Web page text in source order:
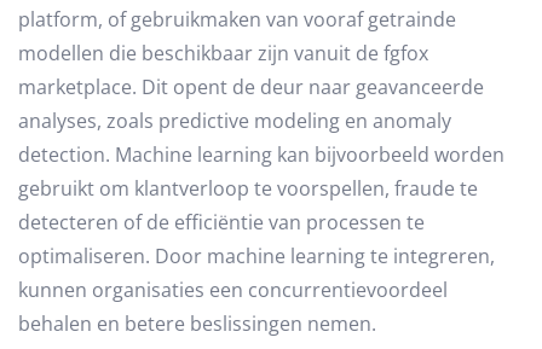
platform, of gebruikmaken van vooraf getrainde
modellen die beschikbaar zijn vanuit de fgfox
marketplace. Dit opent de deur naar geavanceerde
analyses, zoals predictive modeling en anomaly
detection. Machine learning kan bijvoorbeeld worden
gebruikt om klantverloop te voorspellen, fraude te
detecteren of de efficiëntie van processen te
optimaliseren. Door machine learning te integreren,
kunnen organisaties een concurrentievoordeel
behalen en betere beslissingen nemen.